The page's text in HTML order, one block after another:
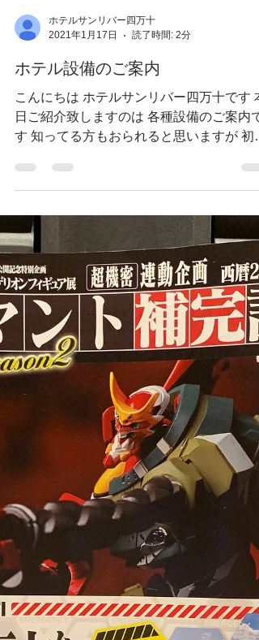
ホテルサンリバー四万十
2021年1月17日
読了時間: 2分
す 知ってる方もおられると思いますが 初
ての方 まだご存知でない方 必見でござい
す！！ まずは1番良く聞かれるのが ランド
リー 当ホテルでは6階・7階に設置しており
ます...